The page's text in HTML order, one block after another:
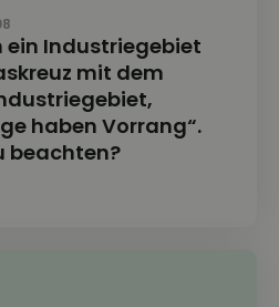
ein Industriegebiet
mit dem
haben Vorrang“.
beachten?